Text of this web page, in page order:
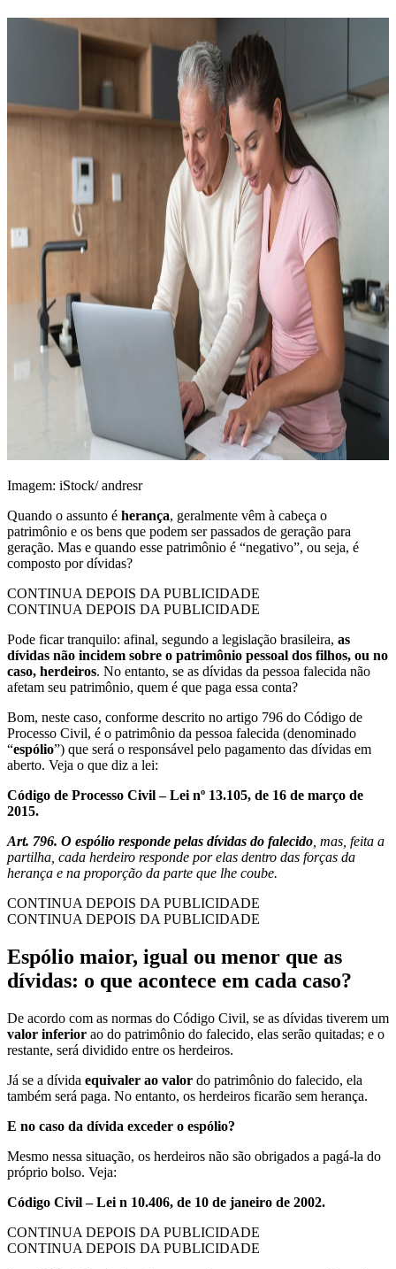
Imagem: iStock/ andresr
Quando o assunto é herança, geralmente vêm à cabeça o
patrimônio e os bens que podem ser passados de geração para
geração. Mas e quando esse patrimônio é “negativo”, ou seja, é
composto por dívidas?
CONTINUA DEPOIS DA PUBLICIDADE
CONTINUA DEPOIS DA PUBLICIDADE
Pode ficar tranquilo: afinal, segundo a legislação brasileira, as
dívidas não incidem sobre o patrimônio pessoal dos filhos, ou no
caso, herdeiros. No entanto, se as dívidas da pessoa falecida não
afetam seu patrimônio, quem é que paga essa conta?
Bom, neste caso, conforme descrito no artigo 796 do Código de
Processo Civil, é o patrimônio da pessoa falecida (denominado
“espólio”) que será o responsável pelo pagamento das dívidas em
aberto. Veja o que diz a lei:
Código de Processo Civil – Lei nº 13.105, de 16 de março de
2015.
Art. 796. O espólio responde pelas dívidas do falecido , mas, feita a
partilha, cada herdeiro responde por elas dentro das forças da
herança e na proporção da parte que lhe coube.
CONTINUA DEPOIS DA PUBLICIDADE
CONTINUA DEPOIS DA PUBLICIDADE
Espólio maior, igual ou menor que as
dívidas: o que acontece em cada caso?
De acordo com as normas do Código Civil, se as dívidas tiverem um
valor inferior ao do patrimônio do falecido, elas serão quitadas; e o
restante, será dividido entre os herdeiros.
Já se a dívida equivaler ao valor do patrimônio do falecido, ela
também será paga. No entanto, os herdeiros ficarão sem herança.
E no caso da dívida exceder o espólio?
Mesmo nessa situação, os herdeiros não são obrigados a pagá-la do
próprio bolso. Veja:
Código Civil – Lei n 10.406, de 10 de janeiro de 2002.
CONTINUA DEPOIS DA PUBLICIDADE
CONTINUA DEPOIS DA PUBLICIDADE